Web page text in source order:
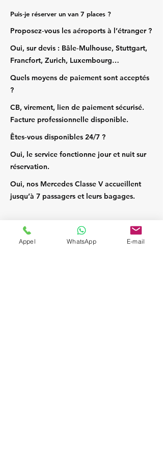
Puis‑je réserver un van 7 places ?
Proposez‑vous les aéroports à l’étranger ?
Oui, sur devis : Bâle‑Mulhouse, Stuttgart,
Francfort, Zurich, Luxembourg…
Quels moyens de paiement sont acceptés
?
CB, virement, lien de paiement sécurisé.
Facture professionnelle disponible.
Êtes‑vous disponibles 24/7 ?
Oui, le service fonctionne jour et nuit sur
réservation.
Oui, nos Mercedes Classe V accueillent
jusqu’à 7 passagers et leurs bagages.
Appel WhatsApp E-mail